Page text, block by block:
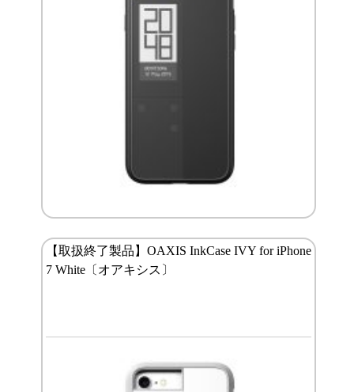
【取扱終了製品】OAXIS InkCase IVY for iPhone
7 White〔オアキシス〕